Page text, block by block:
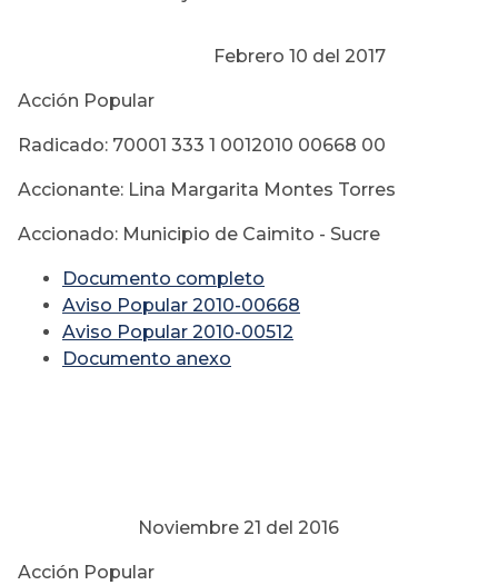
Febrero 10 del 2017
Acción Popular
Radicado: 70001 333 1 0012010 00668 00
Accionante: Lina Margarita Montes Torres
Accionado: Municipio de Caimito - Sucre
Documento completo
Aviso Popular 2010-00668
Aviso Popular 2010-00512
Documento anexo
Noviembre 21 del 2016
Acción Popular